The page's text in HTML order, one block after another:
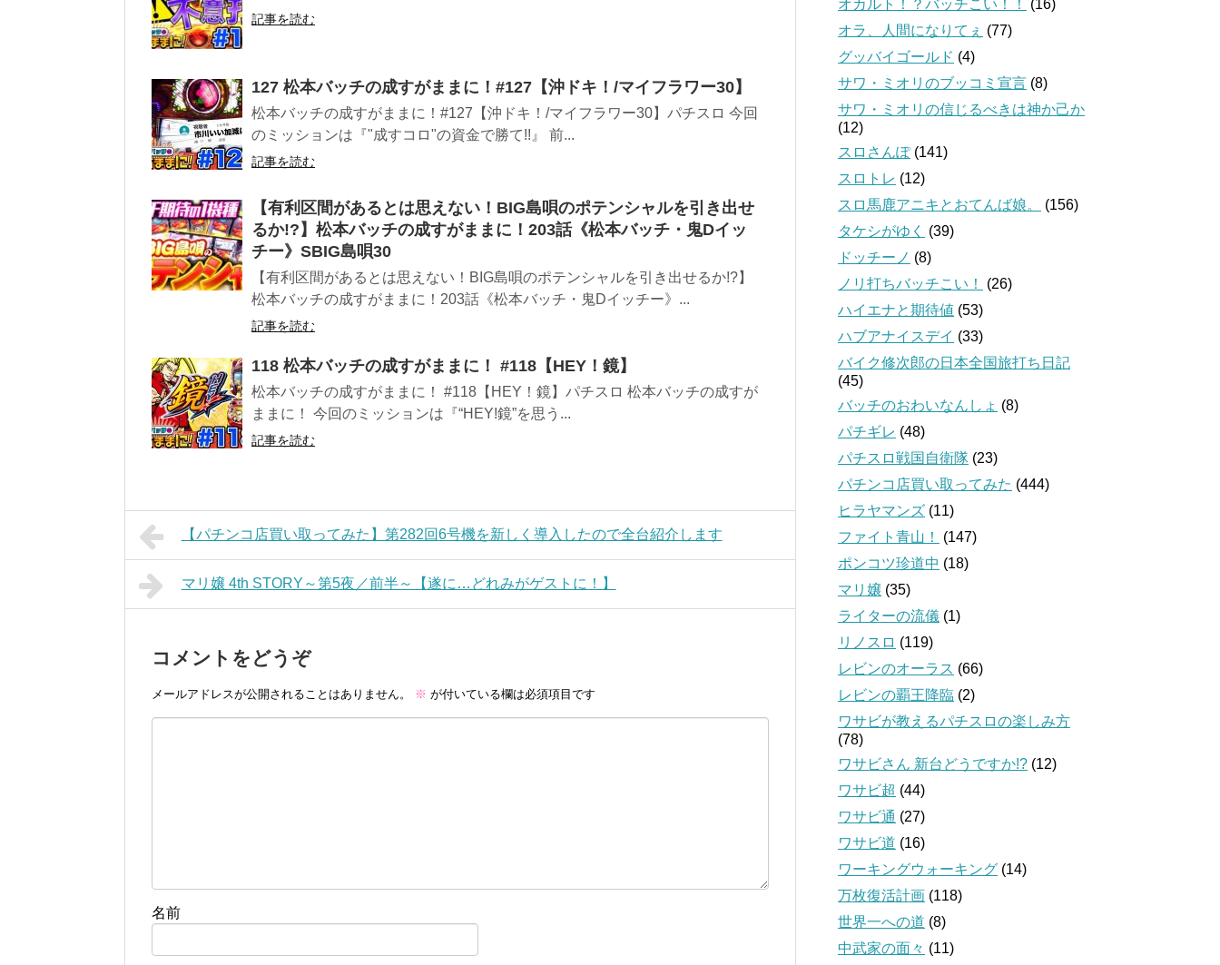
記事を読む
127 松本バッチの成すがままに！#127【沖ドキ！/マイフラワー30】
松本バッチの成すがままに！#127【沖ドキ！/マイフラワー30】パチスロ 今回
のミッションは『"成すコロ"の資金で勝て!!』 前...
記事を読む
【有利区間があるとは思えない！BIG島唄のポテンシャルを引き出せ
るか!?】松本バッチの成すがままに！203話《松本バッチ・鬼Dイッ
チー》SBIG島唄30
【有利区間があるとは思えない！BIG島唄のポテンシャルを引き出せるか!?】
松本バッチの成すがままに！203話《松本バッチ・鬼Dイッチー》...
記事を読む
118 松本バッチの成すがままに！ #118【HEY！鏡】
松本バッチの成すがままに！ #118【HEY！鏡】パチスロ 松本バッチの成すが
ままに！ 今回のミッションは『“HEY!鏡”を思う...
記事を読む
【パチンコ店買い取ってみた】第282回6号機を新しく導入したので全台紹介します
マリ嬢 4th STORY～第5夜／前半～【遂に…どれみがゲストに！】
コメントをどうぞ
メールアドレスが公開されることはありません。 ※ が付いている欄は必須項目です
名前
オカルト！？バッチこい！！
(16)
オラ、人間になりてぇ (77)
グッバイゴールド (4)
サワ・ミオリのブッコミ宣言 (8)
サワ・ミオリの信じるべきは神か己か
(12)
スロさんぽ(141)
スロトレ (12)
スロ馬鹿アニキとおてんば娘。
(156)
タケシがゆく
(39)
ドッチーノ (8)
ノリ打ちバッチこい！
(26)
ハイエナと期待値 (53)
ハブアナイスデイ (33)
バイク修次郎の日本全国旅打ち日記
(45)
バッチのおわいなんしょ (8)
パチギレ (48)
パチスロ戦国自衛隊 (23)
パチンコ店買い取ってみた (444)
ヒラヤマンズ (11)
ファイト青山！
(147)
ポンコツ珍道中 (18)
マリ嬢 (35)
ライターの流儀 (1)
リノスロ (119)
レビンのオーラス (66)
レビンの覇王降臨 (2)
ワサビが教えるパチスロの楽しみ方
(78)
ワサビさん 新台どうですか!? (12)
ワサビ超 (44)
ワサビ通 (27)
ワサビ道 (16)
ワーキングウォーキング (14)
万枚復活計画 (118)
世界一への道 (8)
中武家の面々 (11)